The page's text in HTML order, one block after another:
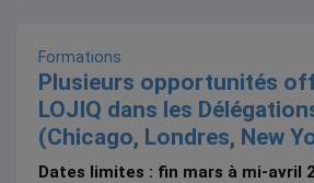
Formations
Plusieurs opportunités
LOJIQ dans les
(Chicago, Londres, New
Dates limites : fin mars à mi-avril